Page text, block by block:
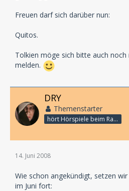
Freuen darf sich darüber nun:
Quitos.
Tolkien möge sich bitte auch
melden.
DRY
Themenstarter
hört Hörspiele beim Rasenmähen
14. Juni 2008
Wie schon angekündigt, setzen
im Juni fort: